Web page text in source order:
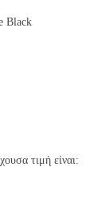
Black
τιμή είναι: